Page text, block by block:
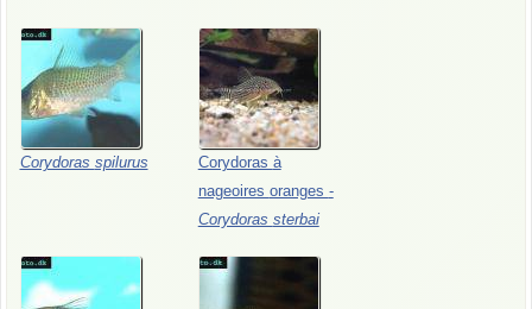
Corydoras spilurus Corydoras à
nageoires oranges -
Corydoras sterbai